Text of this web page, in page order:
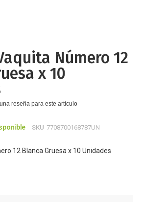
Número 12
x 10
reseña para este artículo
SKU 7708700168787UN
12 Blanca Gruesa x 10 Unidades